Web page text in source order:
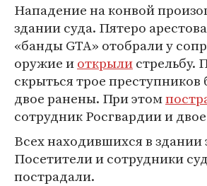
Нападение на конвой
здании суда. Пятеро
«банды GTA» отобрали у
оружие иоткрылистрельбу.
скрыться трое
двое ранены. При этом
сотрудник Росгвардии и
Всех находившихся в здании
Посетители и сотрудники
пострадали.